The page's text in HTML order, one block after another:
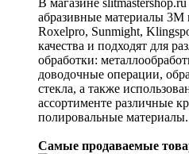
В магазине
абразивные материалы 3М
Roxelpro, Sunmight,
качества и подходят для
обработки:
доводочные операции,
стекла, а также
ассортименте различные
полировальные материалы.
Самые продаваемые